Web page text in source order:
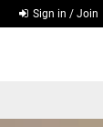
Sign in / Join